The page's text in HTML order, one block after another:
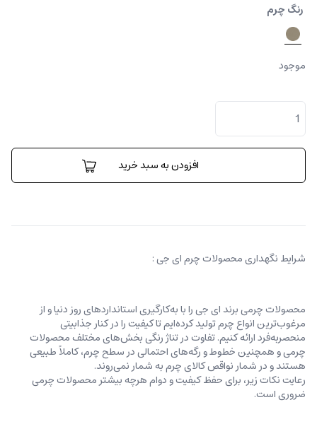
رنگ چرم
موجود
نیکولتا
هخامنشی
طرح
نگاره
افزودن به سبد خرید
شرایط نگهداری محصولات چرم ای جی :
محصولات چرمی برند ای جی را با به‌کارگیری استانداردهای روز دنیا و از
مرغوب‌ترین انواع چرم تولید کرده‌ایم تا کیفیت را در کنار جذابیتی
منحصربه‌فرد ارائه کنیم. تفاوت در تناژ رنگی بخش‌های مختلف محصولات
چرمی و همچنین خطوط و رگه‌‌های احتمالی در سطح چرم، کاملاً طبیعی
هستند و در شمار نواقص کالای چرم به شمار نمی‌روند.
رعایت نکات زیر، برای حفظ کیفیت و دوام هرچه بیشتر محصولات چرمی
ضروری است.